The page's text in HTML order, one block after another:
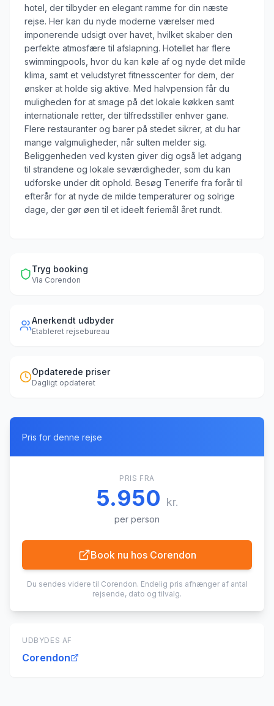
hotel, der tilbyder en elegant ramme for din næste
rejse. Her kan du nyde moderne værelser med
imponerende udsigt over havet, hvilket skaber den
perfekte atmosfære til afslapning. Hotellet har flere
swimmingpools, hvor du kan køle af og nyde det milde
klima, samt et veludstyret fitnesscenter for dem, der
ønsker at holde sig aktive. Med halvpension får du
muligheden for at smage på det lokale køkken samt
internationale retter, der tilfredsstiller enhver gane.
Flere restauranter og barer på stedet sikrer, at du har
mange valgmuligheder, når sulten melder sig.
Beliggenheden ved kysten giver dig også let adgang
til strandene og lokale seværdigheder, som du kan
udforske under dit ophold. Besøg Tenerife fra forår til
efterår for at nyde de milde temperaturer og solrige
dage, der gør øen til et ideelt feriemål året rundt.
Tryg booking
Via Corendon
Anerkendt udbyder
Etableret rejsebureau
Opdaterede priser
Dagligt opdateret
Pris for denne rejse
PRIS FRA
5.950 kr.
per person
Book nu hos Corendon
Du sendes videre til Corendon. Endelig pris afhænger af antal
rejsende, dato og tilvalg.
UDBYDES AF
Corendon